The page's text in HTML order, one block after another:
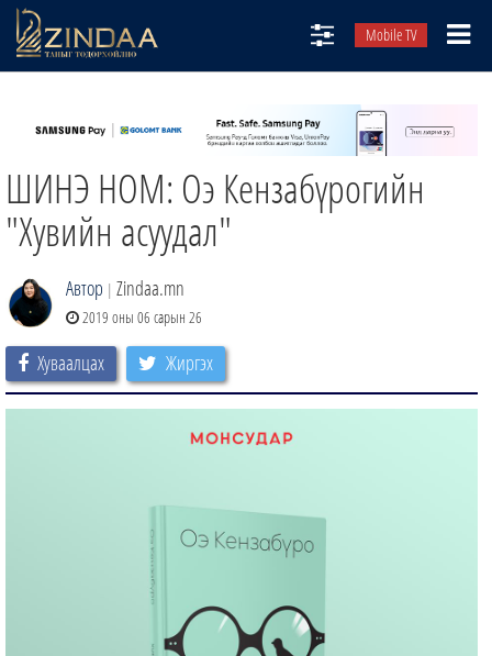
Mobile TV
ТВ8
ӨГЛӨӨНИЙ СОНИН
АУДИО ЗОХИОЛ
ЗИНДАА СЭТГҮҮЛ
ШИНЭ НОМ: Оэ Кензабүрогийн
"Хувийн асуудал"
Автор | Zindaa.mn
2019 оны 06 сарын 26
Хуваалцах Жиргэх